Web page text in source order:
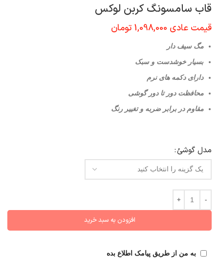
قاب سامسونگ کربن لوکس
قیمت عادی 1,098,000 تومان
مگ سیف دار
بسیار خوشدست و سبک
دارای دکمه های نرم
محافظت دور تا دور گوشی
مقاوم در برابر ضربه و تغییر رنگ
مدل گوشئ
افزودن به سبد خرید
به من از طریق پیامک اطلاع بده